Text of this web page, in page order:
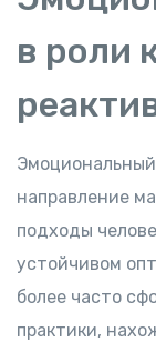
в роли
направление
подходы
устойчивом
более часто
практики,